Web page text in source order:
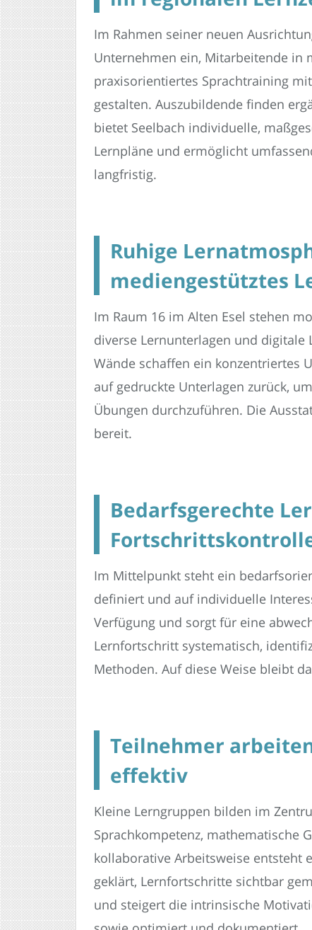
Im Rahmen seiner neuen
Unternehmen ein, Mitarbeitende in
praxisorientiertes Sprachtraining
gestalten. Auszubildende finden
bietet Seelbach individuelle,
Lernpläne und ermöglicht
langfristig.
Ruhige
mediengestütztes
Im Raum 16 im Alten Esel stehen
diverse Lernunterlagen und
Wände schaffen ein konzentriertes
auf gedruckte Unterlagen zurück,
Übungen durchzuführen. Die
bereit.
Bedarfsgerechte
Im Mittelpunkt steht ein
definiert und auf individuelle
Verfügung und sorgt für eine
Lernfortschritt systematisch,
Methoden. Auf diese Weise bleibt
Teilnehmer
effektiv
Kleine Lerngruppen bilden im
Sprachkompetenz, mathematische
kollaborative Arbeitsweise entsteht
geklärt, Lernfortschritte sichtbar
und steigert die intrinsische